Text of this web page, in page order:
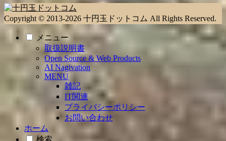
Copyright © 2013-2026 十円玉ドットコム All Rights Reserved.
メニュー
取扱説明書
Open Source & Web Products
AI Nagivation
MENU
雑記
IT関連
プライバシーポリシー
お問い合わせ
ホーム